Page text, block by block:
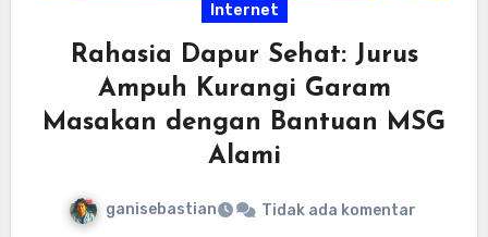
Internet
Rahasia Dapur Sehat: Jurus
Ampuh Kurangi Garam
Masakan dengan Bantuan MSG
Alami
ganisebastian Tidak ada komentar